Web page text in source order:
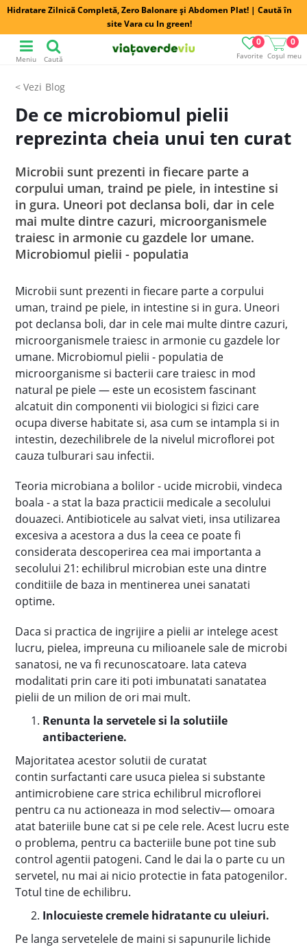
Hidratare Zilnică Completă, Zero Balonare și Abdomen Plat! | Caută în
site Vara cu In green!
Favorite
0
Coșul meu
0
Meniu Caută
Blog
De ce microbiomul pielii
reprezinta cheia unui ten curat
Microbii sunt prezenti in fiecare parte a
corpului uman, traind pe piele, in intestine si
in gura. Uneori pot declansa boli, dar in cele
mai multe dintre cazuri, microorganismele
traiesc in armonie cu gazdele lor umane.
Microbiomul pielii - populatia
Microbii sunt prezenti in fiecare parte a corpului
uman, traind pe piele, in intestine si in gura. Uneori
pot declansa boli, dar in cele mai multe dintre cazuri,
microorganismele traiesc in armonie cu gazdele lor
umane. Microbiomul pielii - populatia de
microorganisme si bacterii care traiesc in mod
natural pe piele — este un ecosistem fascinant
alcatuit din componenti vii biologici si fizici care
ocupa diverse habitate si, asa cum se intampla si in
intestin, dezechilibrele de la nivelul microflorei pot
cauza tulburari sau infectii.
Teoria microbiana a bolilor - ucide microbii, vindeca
boala - a stat la baza practicii medicale a secolului
douazeci. Antibioticele au salvat vieti, insa utilizarea
excesiva a acestora a dus la ceea ce poate fi
considerata descoperirea cea mai importanta a
secolului 21: echilibrul microbian este una dintre
conditiile de baza in mentinerea unei sanatati
optime.
Daca si practica de ingrijire a pielii ar intelege acest
lucru, pielea, impreuna cu milioanele sale de microbi
sanatosi, ne va fi recunoscatoare. Iata cateva
modalitati prin care iti poti imbunatati sanatatea
pielii de un milion de ori mai mult.
Renunta la servetele si la solutiile
antibacteriene.
Majoritatea acestor solutii de curatat
contin surfactanti care usuca pielea si substante
antimicrobiene care strica echilibrul microflorei
pentru ca nu actioneaza in mod selectiv— omoara
atat bateriile bune cat si pe cele rele. Acest lucru este
o problema, pentru ca bacteriile bune pot tine sub
control agentii patogeni. Cand le dai la o parte cu un
servetel, nu mai ai nicio protectie in fata patogenilor.
Totul tine de echilibru.
Inlocuieste cremele hidratante cu uleiuri.
Pe langa servetelele de maini si sapunurile lichide